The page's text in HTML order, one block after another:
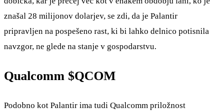
znašal 28 milijonov dolarjev, se zdi, da je Palantir
pripravljen na pospešeno rast, ki bi lahko delnico potisnila
navzgor, ne glede na stanje v gospodarstvu.
Qualcomm $QCOM
Podobno kot Palantir ima tudi Qualcomm priložnost